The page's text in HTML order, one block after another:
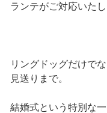
ランテがご対応いたし
リングドッグだけで
見送りまで。
結婚式という特別な